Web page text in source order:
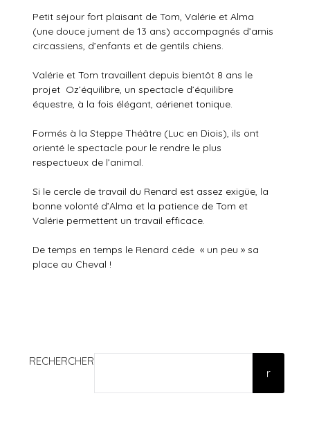
Petit séjour fort plaisant de Tom, Valérie et Alma
(une douce jument de 13 ans) accompagnés d’amis
circassiens, d’enfants et de gentils chiens.
Valérie et Tom travaillent depuis bientôt 8 ans le
projet Oz’équilibre, un spectacle d’équilibre
équestre, à la fois élégant, aérienet tonique.
Formés à la Steppe Théâtre (Luc en Diois), ils ont
orienté le spectacle pour le rendre le plus
respectueux de l’animal.
Si le cercle de travail du Renard est assez exigüe, la
bonne volonté d’Alma et la patience de Tom et
Valérie permettent un travail efficace.
De temps en temps le Renard céde « un peu » sa
place au Cheval !
RECHERCHER
r